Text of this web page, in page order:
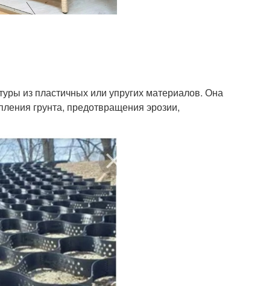
из пластичных или упругих материалов. Она
грунта, предотвращения эрозии,